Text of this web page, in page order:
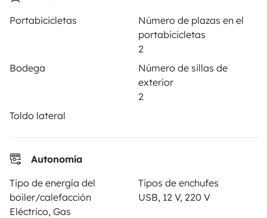
Portabicicletas
Número de plazas en el
portabicicletas
2
Bodega
Número de sillas de
exterior
2
Toldo lateral
Autonomía
Tipo de energía del
boiler/calefacción
Eléctrico, Gas
Tipos de enchufes
USB, 12 V, 220 V
Alquilar una autocaravana
Tus primeros pasos en autocaravana
Las opiniones de nuestros usuarios
Ayuda viajero
PROPIETARIOS
Seguros de alquiler